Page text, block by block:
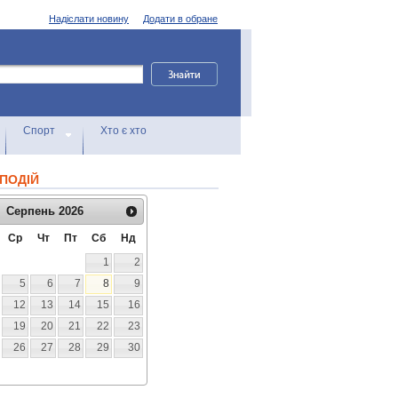
Додати в обране
Надіслати новину
Спорт Хто є хто
Серпень 2026
Ср Чт Пт Сб
Нд
1
2
5 6 7 8
9
12 13 14 15
16
19 20 21 22
23
26 27 28 29
30